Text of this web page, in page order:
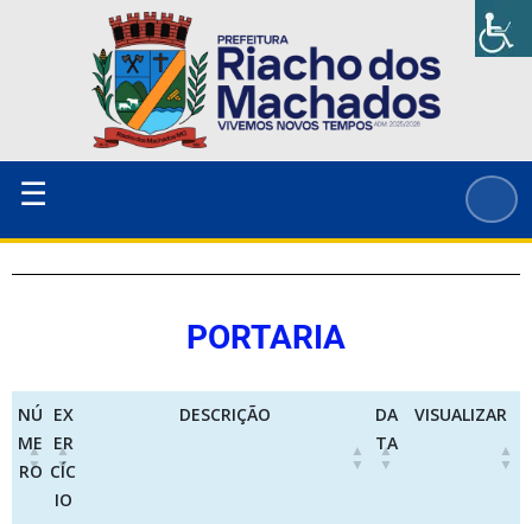
☰
PORTARIA
NÚ
ME
RO
EX
ER
CÍC
IO
DESCRIÇÃO
DA
TA
VISUALIZAR